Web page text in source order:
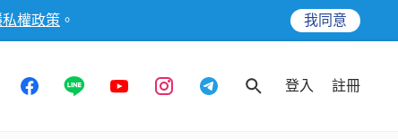
私權政策 。 我同意
登入 註冊